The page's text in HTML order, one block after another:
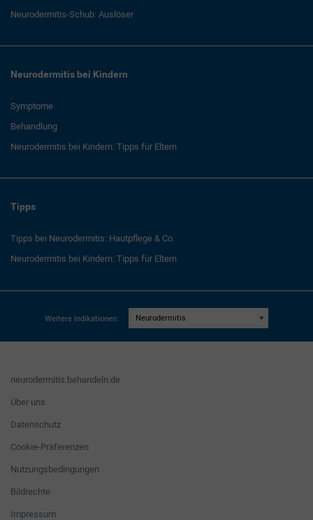
Neurodermitis-Schub: Auslöser
Neurodermitis bei Kindern
Symptome
Behandlung
Neurodermitis bei Kindern: Tipps für Eltern
Tipps
Tipps bei Neurodermitis: Hautpflege & Co.
Neurodermitis bei Kindern: Tipps für Eltern
Weitere Indikationen:
neurodermitis.behandeln.de
Über uns
Datenschutz
Cookie-Präferenzen
Nutzungsbedingungen
Bildrechte
Impressum